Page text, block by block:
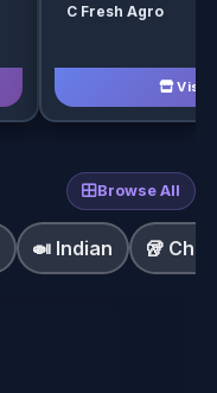
C Fresh Agro
Visit
Browse All
🍛 Indian 🥡